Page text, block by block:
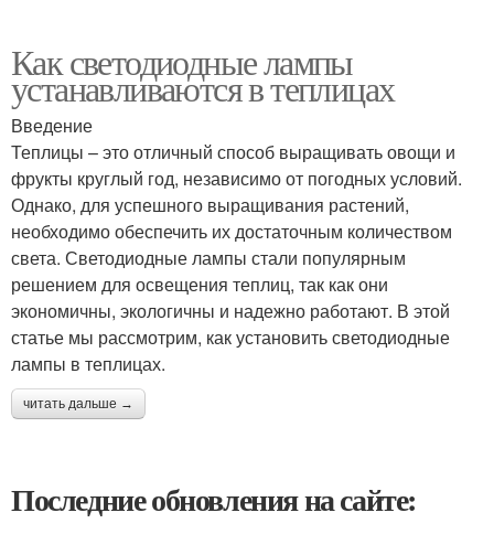
Как светодиодные лампы
устанавливаются в теплицах
Введение
Теплицы – это отличный способ выращивать овощи и
фрукты круглый год, независимо от погодных условий.
Однако, для успешного выращивания растений,
необходимо обеспечить их достаточным количеством
света. Светодиодные лампы стали популярным
решением для освещения теплиц, так как они
экономичны, экологичны и надежно работают. В этой
статье мы рассмотрим, как установить светодиодные
лампы в теплицах.
читать дальше →
Последние обновления на сайте: